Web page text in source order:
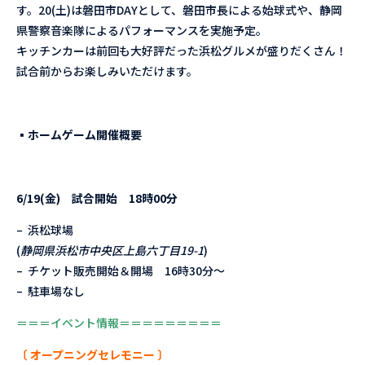
す。20(土)は磐田市DAYとして、磐田市長による始球式や、静岡
県警察音楽隊によるパフォーマンスを実施予定。
キッチンカーは前回も大好評だった浜松グルメが盛りだくさん！
試合前からお楽しみいただけます。
▪︎ホームゲーム開催概要
6/19(金) 試合開始 18時00分
– 浜松球場
(静岡県浜松市中央区上島六丁目19-1)
– チケット販売開始＆開場 16時30分〜
– 駐車場なし
＝＝＝イベント情報＝＝＝＝＝＝＝＝＝
〔 オープニングセレモニー 〕